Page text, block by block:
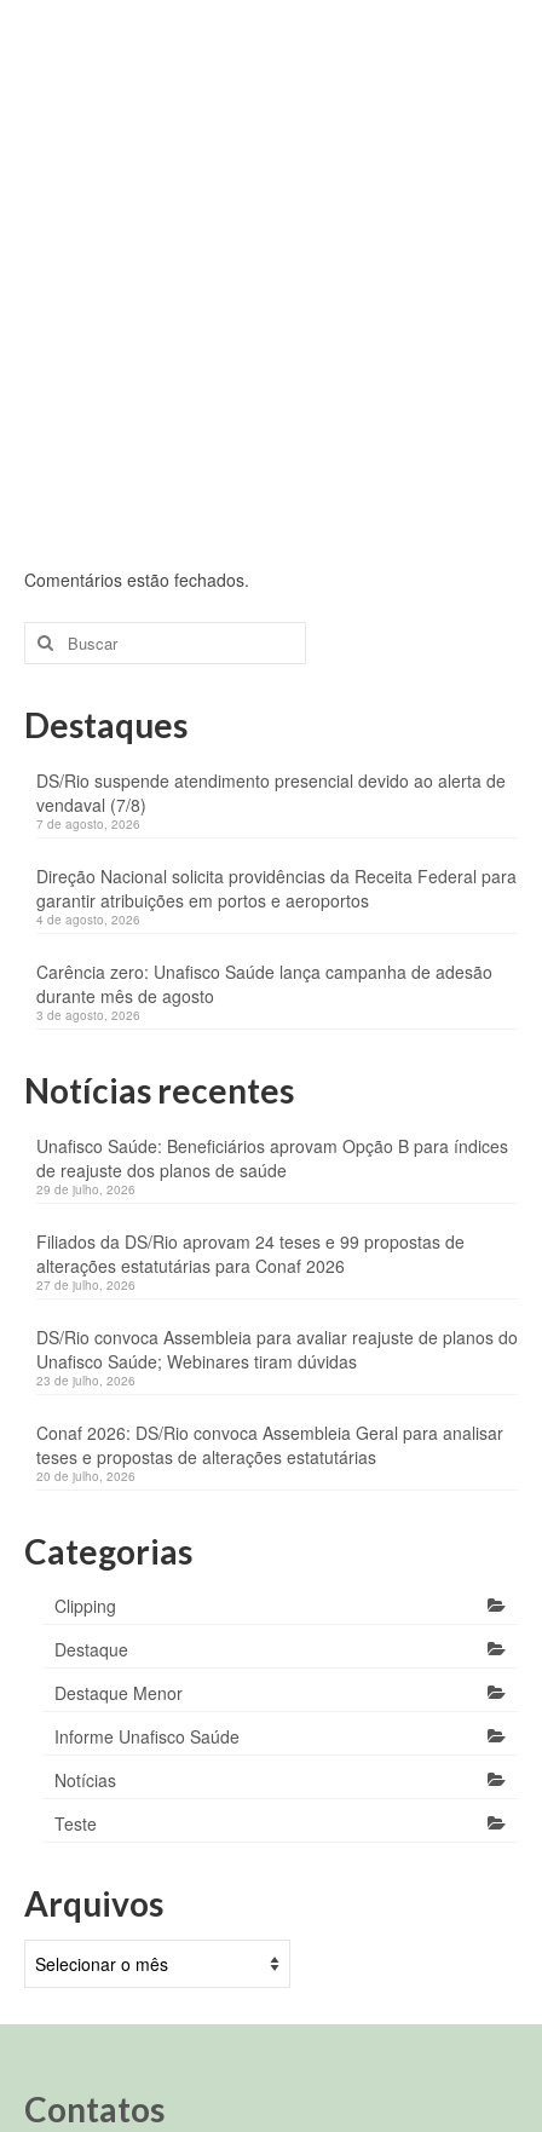
Comentários estão fechados.
Buscar
por:
Destaques
DS/Rio suspende atendimento presencial devido ao alerta de
vendaval (7/8)
7 de agosto, 2026
Direção Nacional solicita providências da Receita Federal para
garantir atribuições em portos e aeroportos
4 de agosto, 2026
Carência zero: Unafisco Saúde lança campanha de adesão
durante mês de agosto
3 de agosto, 2026
Notícias recentes
Unafisco Saúde: Beneficiários aprovam Opção B para índices
de reajuste dos planos de saúde
29 de julho, 2026
Filiados da DS/Rio aprovam 24 teses e 99 propostas de
alterações estatutárias para Conaf 2026
27 de julho, 2026
DS/Rio convoca Assembleia para avaliar reajuste de planos do
Unafisco Saúde; Webinares tiram dúvidas
23 de julho, 2026
Conaf 2026: DS/Rio convoca Assembleia Geral para analisar
teses e propostas de alterações estatutárias
20 de julho, 2026
Categorias
Clipping
Destaque
Destaque Menor
Informe Unafisco Saúde
Notícias
Teste
Arquivos
Contatos